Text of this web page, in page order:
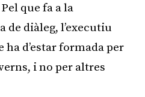
que fa a la
de diàleg, l’executiu
d’estar formada per
i no per altres